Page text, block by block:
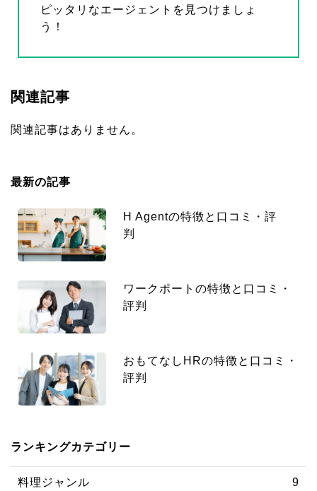
ピッタリなエージェントを見つけましょ
う！
関連記事
関連記事はありません。
最新の記事
H Agentの特徴と口コミ・評
判
ワークポートの特徴と口コミ・
評判
おもてなしHRの特徴と口コミ・
評判
ランキングカテゴリー
料理ジャンル 9